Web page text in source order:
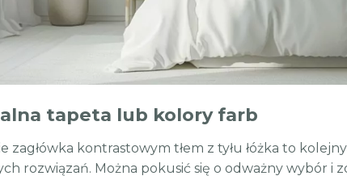
tapeta lub kolory farb
zagłówka kontrastowym tłem z tyłu łóżka to
rozwiązań. Można pokusić się o odważny wybór